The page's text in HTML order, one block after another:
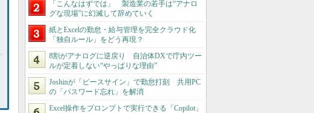
「こんなはずでは」 製造業の若手は“アナロ
グな現場”に幻滅して辞めていく
紙とExcelの勤怠・給与管理を完全クラウド化
「独自ルール」をどう再現？
8割がアナログに逆戻り 自治体DXで庁内ツー
ルが定着しない“やっぱりな理由”
Joshinが「ピースサイン」で勤怠打刻 共用PC
の「パスワード忘れ」を解消
Excel操作をプロンプトで実行できる「Copilot」